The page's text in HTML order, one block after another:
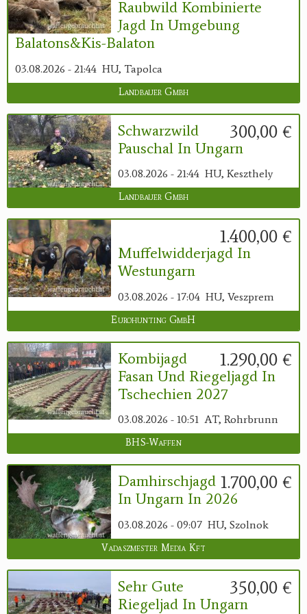
Raubwild Kombinierte
Jagd In Umgebung
Balatons&Kis-Balaton
03.08.2026 - 21:44 HU, Tapolca
Landbauer Gmbh
300,00 €
Schwarzwild
Pauschal In Ungarn
03.08.2026 - 21:44 HU, Keszthely
Landbauer Gmbh
1.400,00 €
Muffelwidderjagd In
Westungarn
03.08.2026 - 17:04 HU, Veszprem
Eurohunting GmbH
1.290,00 €
Kombijagd
Fasan Und Riegeljagd In
Tschechien 2027
03.08.2026 - 10:51 AT, Rohrbrunn
BHS-Waffen
1.700,00 €
Damhirschjagd
In Ungarn In 2026
03.08.2026 - 09:07 HU, Szolnok
Vadaszmester Media Kft
350,00 €
Sehr Gute
Riegeljad In Ungarn